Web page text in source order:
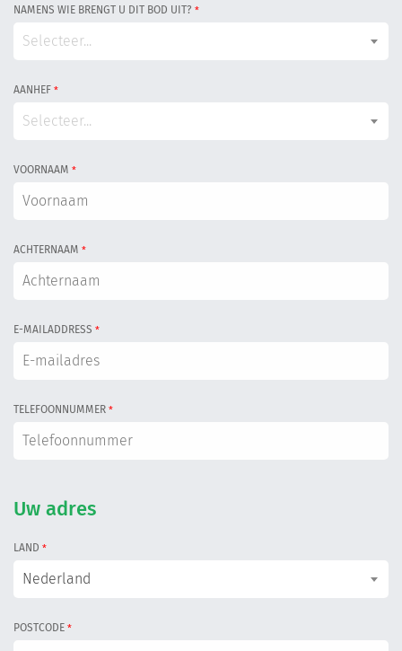
NAMENS WIE BRENGT U DIT BOD UIT? *
Selecteer...
AANHEF *
Selecteer...
VOORNAAM *
ACHTERNAAM *
E-MAILADDRESS *
TELEFOONNUMMER *
Uw adres
LAND *
Nederland
POSTCODE *